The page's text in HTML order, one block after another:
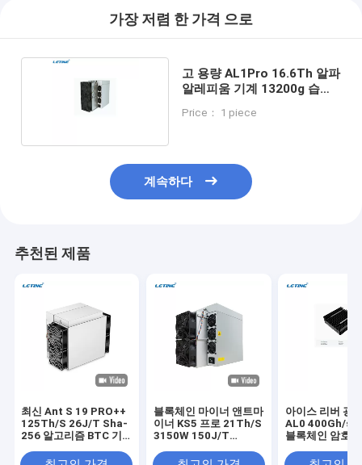
가장 저렴 한 가격 으로
고 용량 AL1Pro 16.6Th 알파
알레피움 기계 13200g 습도
Price： 1 piece
계속하다
추천된 제품
최신 Ant S 19 PRO++
125Th/S 26J/T Sha-
256 알고리즘 BTC 기
블록체인 마이너 앤트마
이너 KS5 프로 21Th/S
3150W 150J/T
KAS 아시크 마이너 광
아이스 리버 광
AL0 400Gh/s
블록체인 암호